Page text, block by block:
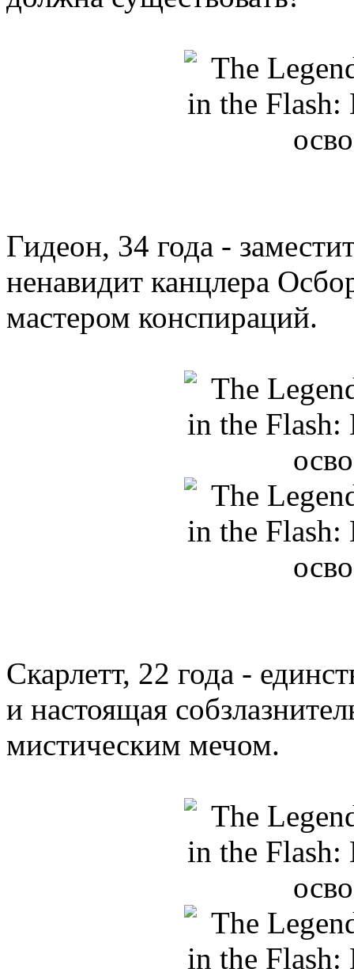
Гидеон, 34 года -
ненавидит канцлера
мастером конспираций.
Скарлетт, 22 года -
и настоящая
мистическим мечом.